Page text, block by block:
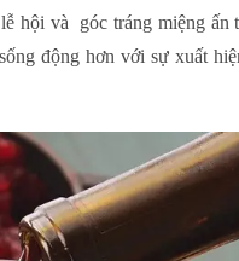
hội và góc tráng miệng ấn
động hơn với sự xuất